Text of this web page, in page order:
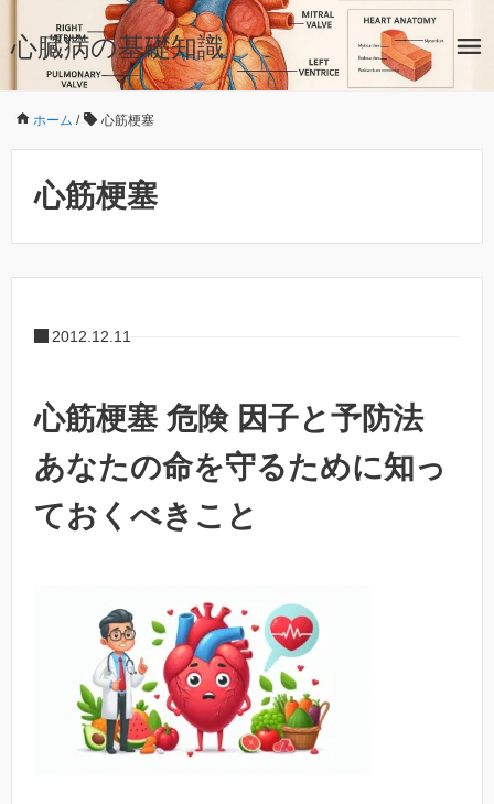
心臓病の基礎知識
ホーム / 心筋梗塞
心筋梗塞
2012.12.11
心筋梗塞 危険 因子と予防法
あなたの命を守るために知っ
ておくべきこと